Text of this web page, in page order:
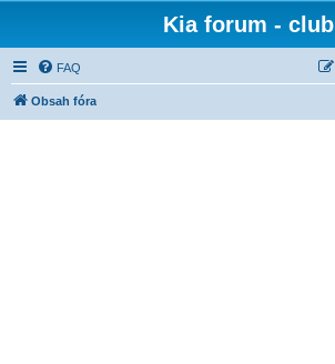
Kia forum - club
FAQ
Obsah fóra